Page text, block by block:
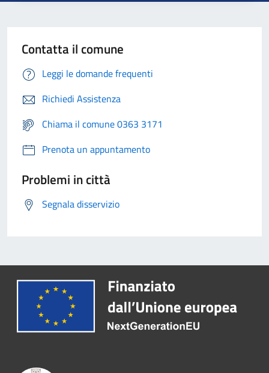
Contatta il comune
Leggi le domande frequenti
Richiedi Assistenza
Chiama il comune 0363 3171
Prenota un appuntamento
Problemi in città
Segnala disservizio